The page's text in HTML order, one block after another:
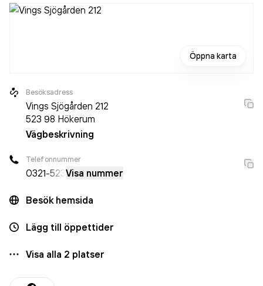
Öppna karta
Besöksadress
Vings Sjögården 212
523 98 Hökerum
Vägbeskrivning
Telefonnummer
0321-523Visa nummer
Besök hemsida
Lägg till öppettider
Visa alla 2 platser